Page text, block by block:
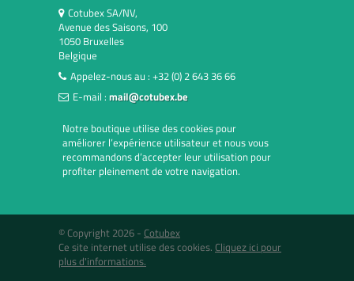
Cotubex SA/NV,
Avenue des Saisons, 100
1050 Bruxelles
Belgique
Appelez-nous au : +32 (0) 2 643 36 66
E-mail : mail@cotubex.be
Notre boutique utilise des cookies pour
améliorer l’expérience utilisateur et nous vous
recommandons d’accepter leur utilisation pour
profiter pleinement de votre navigation.
© Copyright 2026 - Cotubex
Ce site internet utilise des cookies. Cliquez ici pour
plus d'informations.